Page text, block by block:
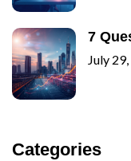
7
July
Categories